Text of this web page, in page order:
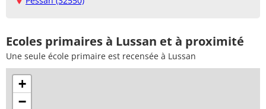
Ecoles primaires à Lussan et à proximité
Une seule école primaire est recensée à Lussan
+
−